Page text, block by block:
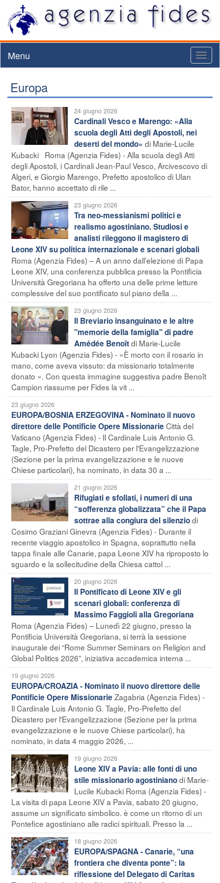
Menu
Europa
24 giugno 2026
Cardinali Vesco e Marengo: «Alla
scuola degli Atti degli Apostoli, nei
deserti del mondo» di Marie-Lucile
Kubacki Roma (Agenzia Fides) - Alla scuola degli Atti
degli Apostoli, i Cardinali Jean-Paul Vesco, Arcivescovo di
Algeri, e Giorgio Marengo, Prefetto apostolico di Ulan
Bator, hanno accettato di rile ...
23 giugno 2026
Tra neo-messianismi politici e
realismo agostiniano. Studiosi e
analisti rileggono il magistero di
Leone XIV su politica internazionale e scenari globali
Roma (Agenzia Fides) – A un anno dall’elezione di Papa
Leone XIV, una conferenza pubblica presso la Pontificia
Università Gregoriana ha offerto una delle prime letture
complessive del suo pontificato sul piano della ...
23 giugno 2026
Il Breviario insanguinato e le altre
"memorie della famiglia" di padre
Amédée Benoîtdi Marie-Lucile
Kubacki Lyon (Agenzia Fides) - «È morto con il rosario in
mano, come aveva vissuto: da missionario totalmente
donato ». Con questa immagine suggestiva padre Benoît
Campion riassume per Fides la vit ...
23 giugno 2026
EUROPA/BOSNIA ERZEGOVINA - Nominato il nuovo
direttore delle Pontificie Opere Missionarie Città del
Vaticano (Agenzia Fides) - Il Cardinale Luis Antonio G.
Tagle, Pro-Prefetto del Dicastero per l'Evangelizzazione
(Sezione per la prima evangelizzazione e le nuove
Chiese particolari), ha nominato, in data 30 a ...
21 giugno 2026
Rifugiati e sfollati, i numeri di una
“sofferenza globalizzata” che il Papa
sottrae alla congiura del silenziodi
Cosimo Graziani Ginevra (Agenzia Fides) - Durante il
recente viaggio apostolico in Spagna, soprattutto nella
tappa finale alle Canarie, papa Leone XIV ha riproposto lo
sguardo e la sollecitudine della Chiesa cattol ...
20 giugno 2026
Il Pontificato di Leone XIV e gli
scenari globali: conferenza di
Massimo Faggioli alla Gregoriana
Roma (Agenzia Fides) – Lunedì 22 giugno, presso la
Pontificia Università Gregoriana, si terrà la sessione
inaugurale dei “Rome Summer Seminars on Religion and
Global Politics 2026”, iniziativa accademica interna ...
19 giugno 2026
EUROPA/CROAZIA - Nominato il nuovo direttore delle
Pontificie Opere Missionarie Zagabria (Agenzia Fides) -
Il Cardinale Luis Antonio G. Tagle, Pro-Prefetto del
Dicastero per l'Evangelizzazione (Sezione per la prima
evangelizzazione e le nuove Chiese particolari), ha
nominato, in data 4 maggio 2026, ...
19 giugno 2026
Leone XIV a Pavia: alle fonti di uno
stile missionario agostinianodi Marie-
Lucile Kubacki Roma (Agenzia Fides) -
La visita di papa Leone XIV a Pavia, sabato 20 giugno,
assume un significato simbolico. è come un ritorno di un
Pontefice agostiniano alle radici spirituali. Presso la ...
18 giugno 2026
EUROPA/SPAGNA - Canarie, “una
frontiera che diventa ponte”: la
riflessione del Delegato di Caritas